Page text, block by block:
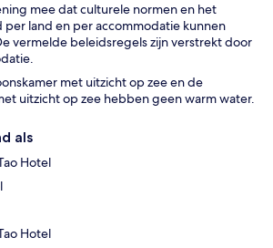
mee dat culturele normen en het
per land en per accommodatie kunnen
vermelde beleidsregels zijn verstrekt door
met uitzicht op zee en de
uitzicht op zee hebben geen warm water.
als
Hotel
Hotel